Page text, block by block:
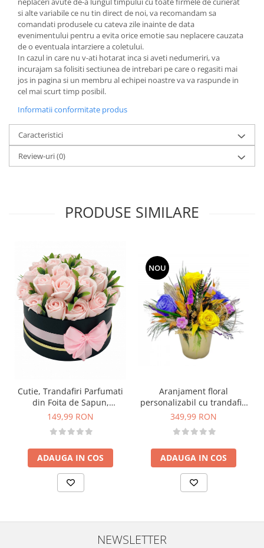
si alte variabile ce nu tin direct de noi, va recomandam sa
comandati produsele cu cateva zile inainte de data
evenimentului pentru a evita orice emotie sau neplacere cauzata
de o eventuala intarziere a coletului.
In cazul in care nu v-ati hotarat inca si aveti nedumeriri, va
incurajam sa folisiti sectiunea de intrebari pe care o regasiti mai
jos in pagina si un membru al echipei noastre va va raspunde in
cel mai scurt timp posibil.
Informatii conformitate produs
Caracteristici
Review-uri(0)
PRODUSE SIMILARE
Cutie, Trandafiri Parfumati
din Foita de Sapun,
Eventissimi, 27 Fire, Roz
149,99 RON
ADAUGA IN COS
NOU
Aranjament floral
personalizabil cu trandafiri
si plante naturale
349,99 RON
ADAUGA IN COS
NEWSLETTER